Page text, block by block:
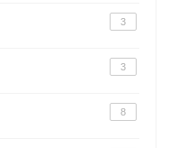
3
3
8